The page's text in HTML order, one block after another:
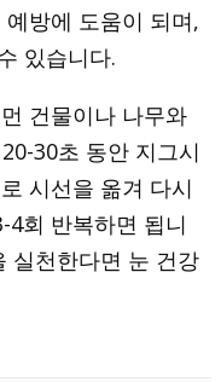
방에 도움이 되며,
있습니다.
건물이나 나무와
30초 동안 지그시
시선을 옮겨 다시
4회 반복하면 됩니
실천한다면 눈 건강